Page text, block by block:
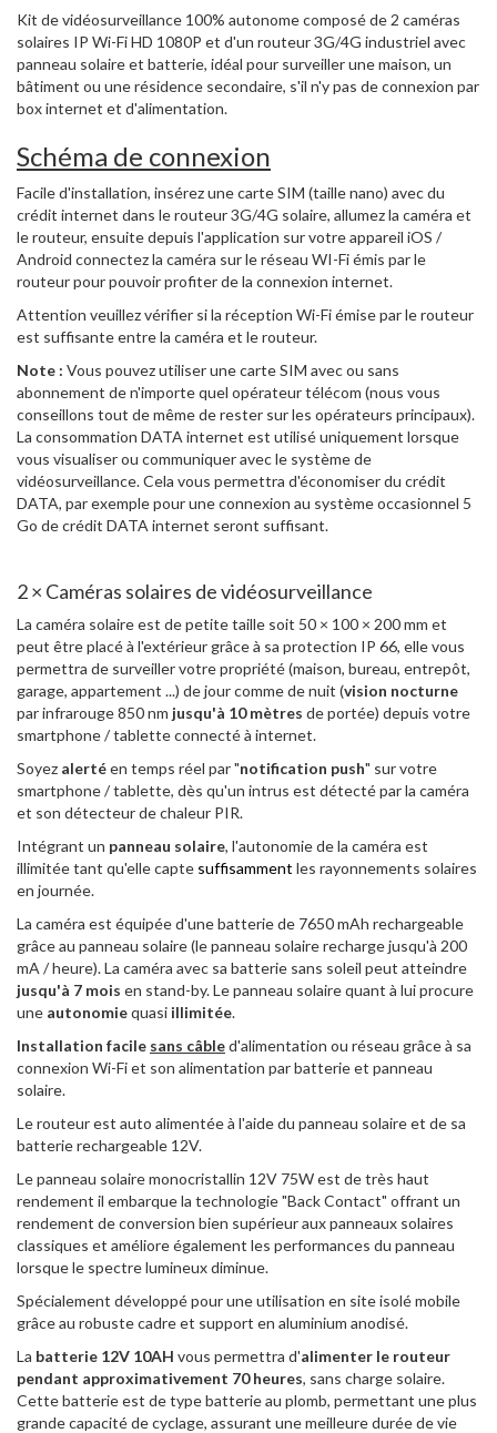
Kit de vidéosurveillance 100% autonome composé de 2 caméras
solaires IP Wi-Fi HD 1080P et d'un routeur 3G/4G industriel avec
panneau solaire et batterie, idéal pour surveiller une maison, un
bâtiment ou une résidence secondaire, s'il n'y pas de connexion par
box internet et d'alimentation.
Schéma de connexion
Facile d'installation, insérez une carte SIM (taille nano) avec du
crédit internet dans le routeur 3G/4G solaire, allumez la caméra et
le routeur, ensuite depuis l'application sur votre appareil iOS /
Android connectez la caméra sur le réseau WI-Fi émis par le
routeur pour pouvoir profiter de la connexion internet.
Attention veuillez vérifier si la réception Wi-Fi émise par le routeur
est suffisante entre la caméra et le routeur.
Note : Vous pouvez utiliser une carte SIM avec ou sans
abonnement de n'importe quel opérateur télécom (nous vous
conseillons tout de même de rester sur les opérateurs principaux).
La consommation DATA internet est utilisé uniquement lorsque
vous visualiser ou communiquer avec le système de
vidéosurveillance. Cela vous permettra d'économiser du crédit
DATA, par exemple pour une connexion au système occasionnel 5
Go de crédit DATA internet seront suffisant.
2 × Caméras solaires de vidéosurveillance
La caméra solaire est de petite taille soit 50 × 100 × 200 mm et
peut être placé à l'extérieur grâce à sa protection IP 66, elle vous
permettra de surveiller votre propriété (maison, bureau, entrepôt,
garage, appartement ...) de jour comme de nuit (vision nocturne
par infrarouge 850 nm jusqu'à 10 mètres de portée) depuis votre
smartphone / tablette connecté à internet.
Soyez alertéen temps réel par "notification push" sur votre
smartphone / tablette, dès qu'un intrus est détecté par la caméra
et son détecteur de chaleur PIR.
Intégrant un panneau solaire, l'autonomie de la caméra est
illimitée tant qu'elle capte suffisamment les rayonnements solaires
en journée.
La caméra est équipée d'une batterie de 7650 mAh rechargeable
grâce au panneau solaire (le panneau solaire recharge jusqu'à 200
mA / heure). La caméra avec sa batterie sans soleil peut atteindre
jusqu'à 7 mois en stand-by. Le panneau solaire quant à lui procure
une autonomiequasi illimitée.
Installation facile sans câbled'alimentation ou réseau grâce à sa
connexion Wi-Fi et son alimentation par batterie et panneau
solaire.
Le routeur est auto alimentée à l'aide du panneau solaire et de sa
batterie rechargeable 12V.
Le panneau solaire monocristallin 12V 75W est de très haut
rendement il embarque la technologie "Back Contact" offrant un
rendement de conversion bien supérieur aux panneaux solaires
classiques et améliore également les performances du panneau
lorsque le spectre lumineux diminue.
Spécialement développé pour une utilisation en site isolé mobile
grâce au robuste cadre et support en aluminium anodisé.
La batterie 12V 10AH vous permettra d'alimenter le routeur
pendant approximativement 70 heures, sans charge solaire.
Cette batterie est de type batterie au plomb, permettant une plus
grande capacité de cyclage, assurant une meilleure durée de vie